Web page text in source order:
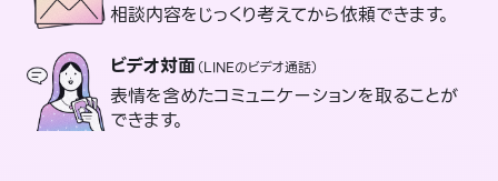
相談内容をじっくり考えてから依頼できます。
ビデオ対面（LINEのビデオ通話）
表情を含めたコミュニケーションを取ることが
できます。